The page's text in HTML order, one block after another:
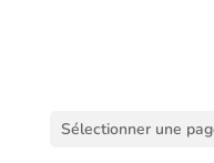
Sélectionner une